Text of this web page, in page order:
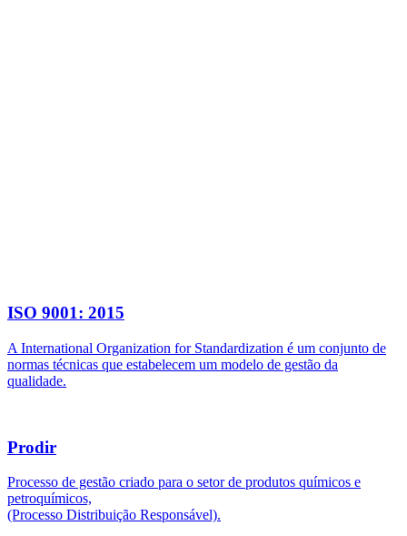
ISO 9001: 2015
A International Organization for Standardization é um conjunto de
normas técnicas que estabelecem um modelo de gestão da
qualidade.
Prodir
Processo de gestão criado para o setor de produtos químicos e
petroquímicos,
(Processo Distribuição Responsável).